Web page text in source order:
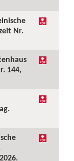
Nr.
144,